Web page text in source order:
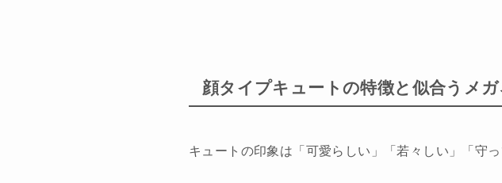
顔タイプキュートの特徴と似合うメガ
キュートの印象は「可愛らしい」「若々しい」「守